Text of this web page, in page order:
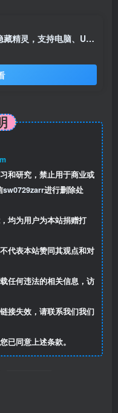
不想文件被偷看？试试这款文件夹隐藏精灵，支持电脑、U盘 / 移动硬盘全场景
和研究，禁止用于商业或
sw0729zarr进行删除处
均为用户为本站捐赠打
代表本站赞同其观点和对
任何违法的相关信息，访
接失效，请联系我们我们
已同意上述条款。